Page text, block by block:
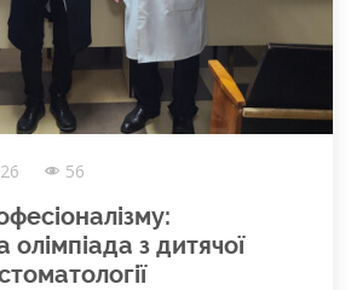
56
олімпіада з дитячої